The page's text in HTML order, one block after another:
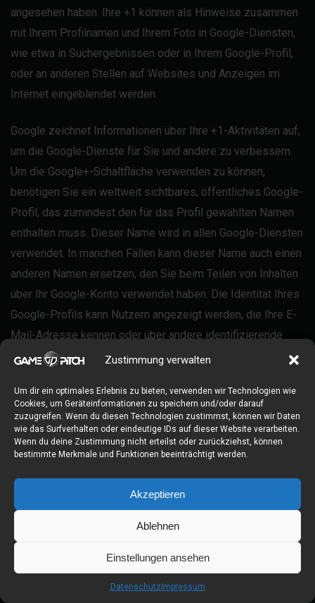
Zustimmung verwalten
Um dir ein optimales Erlebnis zu bieten, verwenden wir Technologien wie
Cookies, um Geräteinformationen zu speichern und/oder darauf
zuzugreifen. Wenn du diesen Technologien zustimmst, können wir Daten
wie das Surfverhalten oder eindeutige IDs auf dieser Website verarbeiten.
Wenn du deine Zustimmung nicht erteilst oder zurückziehst, können
bestimmte Merkmale und Funktionen beeinträchtigt werden.
Akzeptieren
Ablehnen
Einstellungen ansehen
Datenschutz Impressum
angesehen haben. Ihre +1 können als Hinweise zusammen
mit Ihrem Profilnamen und Ihrem Foto in Google-Diensten,
wie etwa in Suchergebnissen oder in Ihrem Google-Profil,
oder an anderen Stellen auf Websites und Anzeigen im
Internet eingeblendet werden.
Google zeichnet Informationen über Ihre +1-Aktivitäten auf,
um die Google-Dienste für Sie und andere zu verbessern.
Um die Google+-Schaltfläche verwenden zu können,
benötigen Sie ein weltweit sichtbares, öffentliches Google-
Profil, das zumindest den für das Profil gewählten Namen
enthalten muss. Dieser Name wird in allen Google-Diensten
verwendet. In manchen Fällen kann dieser Name auch einen
anderen Namen ersetzen, den Sie beim Teilen von Inhalten
über Ihr Google-Konto verwendet haben. Die Identität Ihres
Google-Profils kann Nutzern angezeigt werden, die Ihre E-
Mail-Adresse kennen oder über andere identifizierende
Informationen von Ihnen verfügen.
Verwendung der erfassten Informationen: Neben den oben
erläuterten Verwendungszwecken werden die von Ihnen
bereitgestellten Informationen gemäß den geltenden
Google-Datenschutzbestimmungen genutzt. Google
Statistiken über die +1-Aktivitäten der Nutzer bzw. gibt
diese an Nutzer und Partner weiter, wie etwa Publisher,
Inserenten oder verbundene Websites.
Die Verwendung des Google+-Plugins erfolgt auf
Grundlage von Art. 6 Abs. 1 lit. f DSGVO. Der